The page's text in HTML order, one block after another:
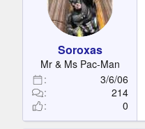
Soroxas
Mr & Ms Pac-Man
3/6/06
214
0